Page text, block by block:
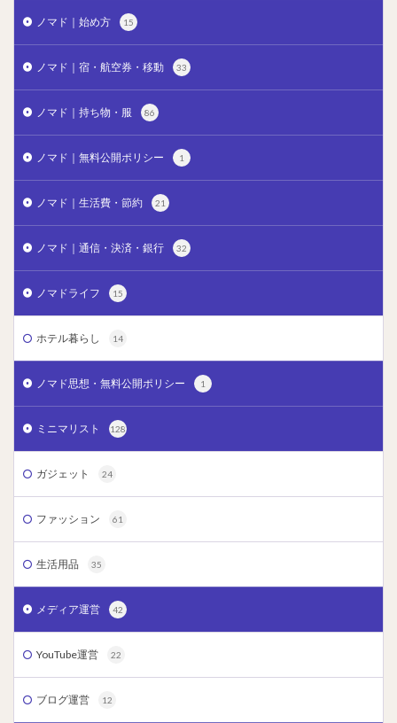
ノマド｜始め方 15
ノマド｜宿・航空券・移動 33
ノマド｜持ち物・服 86
ノマド｜無料公開ポリシー 1
ノマド｜生活費・節約 21
ノマド｜通信・決済・銀行 32
ノマドライフ 15
ホテル暮らし 14
ノマド思想・無料公開ポリシー 1
ミニマリスト 128
ガジェット 24
ファッション 61
生活用品 35
メディア運営 42
YouTube運営 22
ブログ運営 12